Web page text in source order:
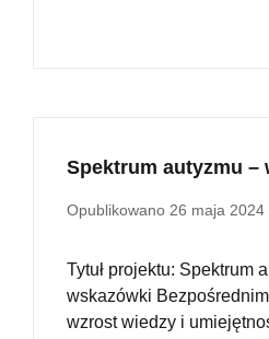
Spektrum autyzmu –
Opublikowano 26 maja 2024
Tytuł projektu: Spektrum
wskazówki
wzrost wiedzy i